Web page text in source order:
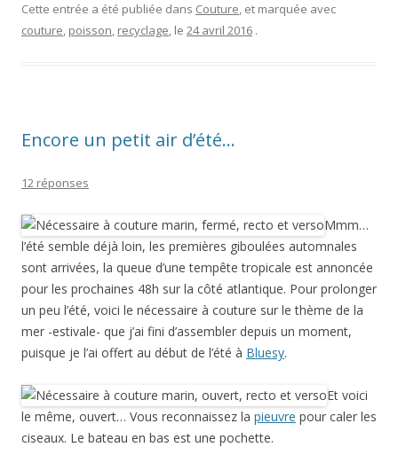
Cette entrée a été publiée dans Couture, et marquée avec
couture, poisson, recyclage, le 24 avril 2016 .
Encore un petit air d’été…
12 réponses
Mmm…
l’été semble déjà loin, les premières giboulées automnales
sont arrivées, la queue d’une tempête tropicale est annoncée
pour les prochaines 48h sur la côté atlantique. Pour prolonger
un peu l’été, voici le nécessaire à couture sur le thème de la
mer -estivale- que j’ai fini d’assembler depuis un moment,
puisque je l’ai offert au début de l’été à Bluesy.
Et voici
le même, ouvert… Vous reconnaissez la pieuvre pour caler les
ciseaux. Le bateau en bas est une pochette.